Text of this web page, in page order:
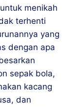
menikah
terhenti
yang
dengan apa
sepak bola,
kacang
dan